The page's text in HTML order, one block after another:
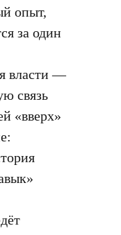
опыт,
за один
власти —
связь
«вверх»